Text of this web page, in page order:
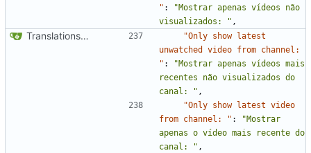
" :
"Mostrar apenas vídeos não
visualizados: " ,
Translations update from Weblate ( #2437)
"Only show latest
unwatched video from channel:
" :
"Mostrar apenas vídeos mais
recentes não visualizados do
canal: " ,
"Only show latest video
from channel: " :
"Mostrar
apenas o vídeo mais recente do
canal: " ,